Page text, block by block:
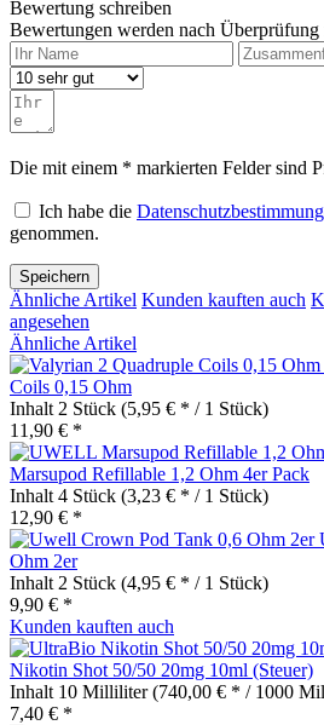
Bewertung schreiben
Bewertungen werden nach Überprüfung
Die mit einem * markierten Felder sind
Ich habe die
genommen.
Speichern
Ähnliche Artikel Kunden kauften auch
angesehen
Ähnliche Artikel
Coils 0,15 Ohm
Inhalt 2 Stück (5,95 € * / 1 Stück)
11,90 € *
Marsupod Refillable 1,2 Ohm 4er Pack
Inhalt 4 Stück (3,23 € * / 1 Stück)
12,90 € *
Ohm 2er
Inhalt 2 Stück (4,95 € * / 1 Stück)
9,90 € *
Kunden kauften auch
Nikotin Shot 50/50 20mg 10ml (Steuer)
Inhalt 10 Milliliter(740,00 € * / 1000
7,40 € *